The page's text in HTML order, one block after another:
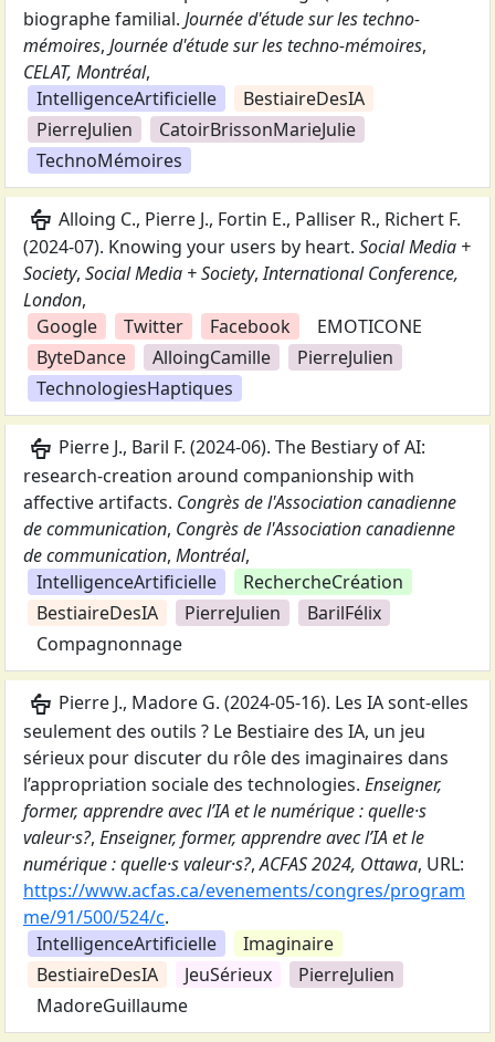
biographe familial. Journée d'étude sur les techno-
mémoires, Journée d'étude sur les techno-mémoires,
CELAT, Montréal,
IntelligenceArtificielle
BestiaireDesIA
PierreJulien
CatoirBrissonMarieJulie
TechnoMémoires
podium Alloing C., Pierre J., Fortin E., Palliser R., Richert F.
(2024-07). Knowing your users by heart. Social Media +
Society, Social Media + Society,International Conference,
London,
Google
Twitter Facebook
EMOTICONE
ByteDance
AlloingCamille
PierreJulien
TechnologiesHaptiques
podium Pierre J., Baril F. (2024-06). The Bestiary of AI:
research-creation around companionship with
affective artifacts. Congrès de l'Association canadienne
de communication, Congrès de l'Association canadienne
de communication, Montréal,
IntelligenceArtificielle
RechercheCréation
BestiaireDesIA
PierreJulien
BarilFélix
Compagnonnage
podium Pierre J., Madore G. (2024-05-16). Les IA sont-elles
seulement des outils ? Le Bestiaire des IA, un jeu
sérieux pour discuter du rôle des imaginaires dans
l’appropriation sociale des technologies. Enseigner,
former, apprendre avec l’IA et le numérique : quelle·s
valeur·s?, Enseigner, former, apprendre avec l’IA et le
numérique : quelle·s valeur·s?,ACFAS 2024, Ottawa, URL:
https://www.acfas.ca/evenements/congres/program
me/91/500/524/c.
IntelligenceArtificielle
Imaginaire
BestiaireDesIA
JeuSérieux
PierreJulien
MadoreGuillaume